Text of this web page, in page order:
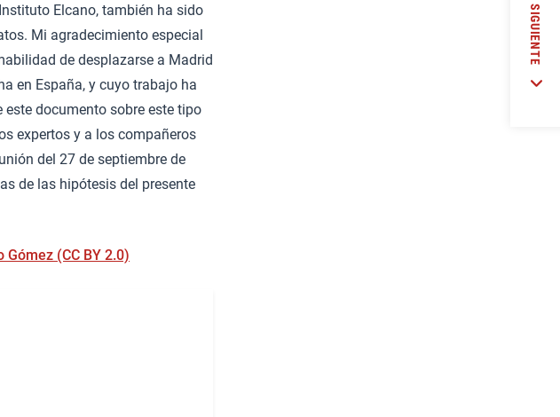
Elcano, también ha sido
Mi agradecimiento especial
de desplazarse a Madrid
en España, y cuyo trabajo ha
documento sobre este tipo
expertos y a los compañeros
del 27 de septiembre de
de las hipótesis del presente
(CC BY 2.0)
SIGUIENTE